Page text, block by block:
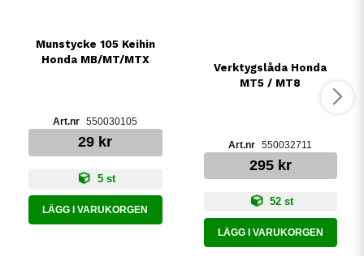
Munstycke 105 Keihin
Honda MB/MT/MTX
550030105
29 kr
5 st
LÄGG I VARUKORGEN
Verktygslåda Honda
MT5 / MT8
550032711
295 kr
52 st
LÄGG I VARUKORGEN